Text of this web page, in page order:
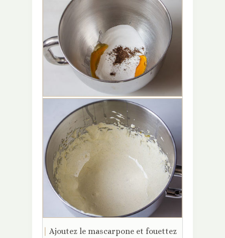
Ajoutez le mascarpone et fouettez